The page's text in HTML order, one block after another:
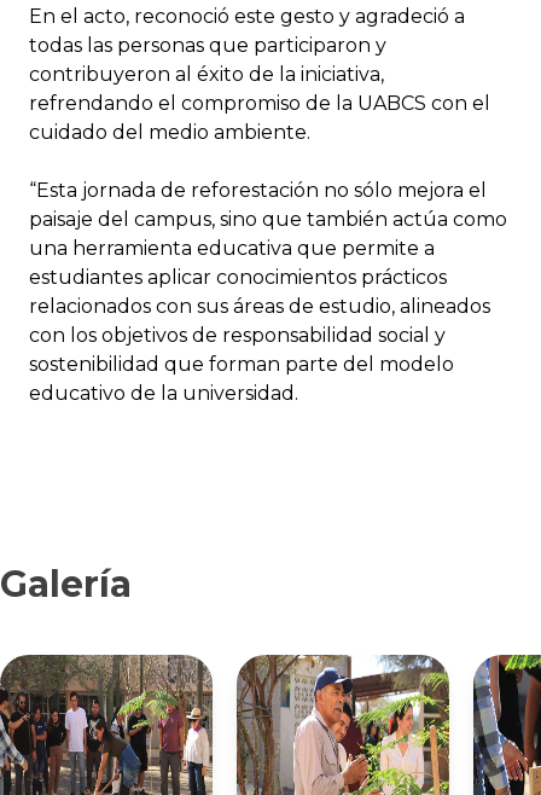
En el acto, reconoció este gesto y agradeció a
todas las personas que participaron y
contribuyeron al éxito de la iniciativa,
refrendando el compromiso de la UABCS con el
cuidado del medio ambiente.
“Esta jornada de reforestación no sólo mejora el
paisaje del campus, sino que también actúa como
una herramienta educativa que permite a
estudiantes aplicar conocimientos prácticos
relacionados con sus áreas de estudio, alineados
con los objetivos de responsabilidad social y
sostenibilidad que forman parte del modelo
educativo de la universidad.
Galería